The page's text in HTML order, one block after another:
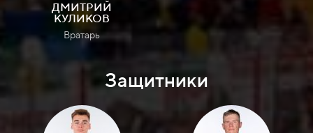
ДМИТРИЙ
КУЛИКОВ
Вратарь
Защитники